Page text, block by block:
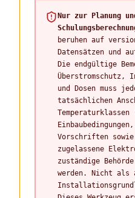
Nur zur Planung
beruhen auf
Datensätzen und
Die endgültige
Überstromschutz,
und Dosen muss
tatsächlichen
Temperaturklassen
Vorschriften
zugelassene
zuständige
werden. Nicht